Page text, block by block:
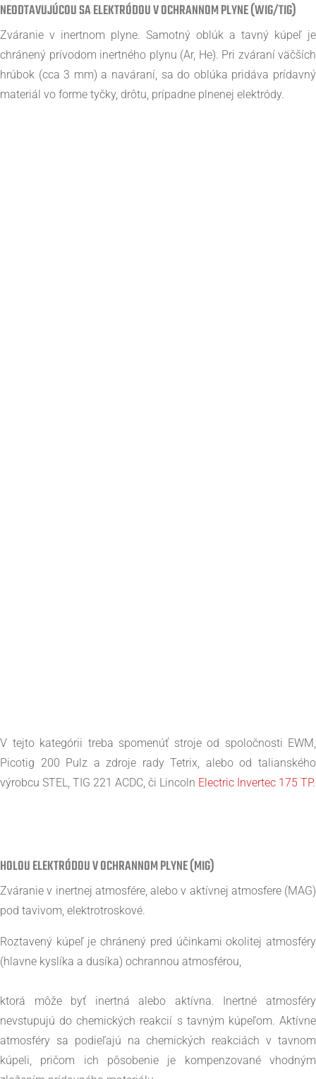
NEODTAVUJÚCOU SA ELEKTRÓDOU V OCHRANNOM PLYNE (WIG/TIG)
Zváranie v inertnom plyne. Samotný oblúk a tavný kúpeľ je
chránený prívodom inertného plynu (Ar, He). Pri zváraní väčších
hrúbok (cca 3 mm) a naváraní, sa do oblúka pridáva prídavný
materiál vo forme tyčky, drôtu, prípadne plnenej elektródy.
V tejto kategórii treba spomenúť stroje od spoločnosti EWM,
Picotig 200 Pulz a zdroje rady Tetrix, alebo od talianského
výrobcu STEL, TIG 221 ACDC, či Lincoln Electric Invertec 175 TP.
HOLOU ELEKTRÓDOU V OCHRANNOM PLYNE (MIG)
Zváranie v inertnej atmosfére, alebo v aktívnej atmosfere (MAG)
pod tavivom, elektrotroskové.
Roztavený kúpeľ je chránený pred účinkami okolitej atmosféry
(hlavne kyslíka a dusíka) ochrannou atmosférou,
ktorá môže byť inertná alebo aktívna. Inertné atmosféry
nevstupujú do chemických reakcií s tavným kúpeľom. Aktívne
atmosféry sa podieľajú na chemických reakciách v tavnom
kúpeli, pričom ich pôsobenie je kompenzované vhodným